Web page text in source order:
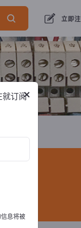
立即
出口
×
就订阅
息将被